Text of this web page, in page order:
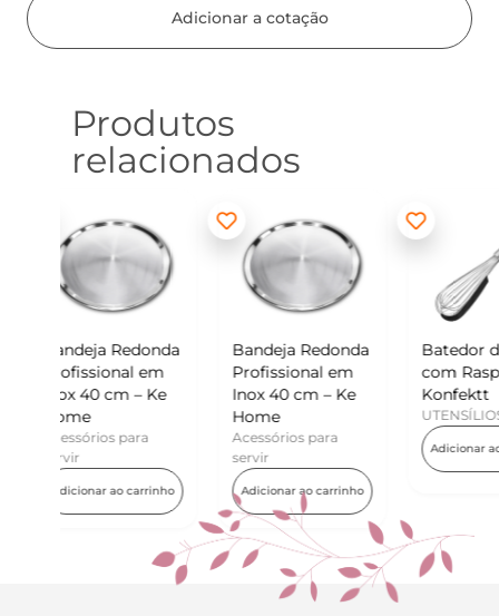
Adicionar a cotação
Produtos
relacionados
Bandeja Redonda
Profissional em
Inox 40 cm – Ke
Acessórios para
Adicionar ao carrinho
Batedor de Ovos
com Raspador –
Konfektt
Adicionar ao carrinho